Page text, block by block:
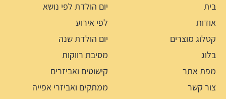
בית
אודות
קטלוג מוצרים
בלוג
מפת אתר
צור קשר
יום הולדת לפי נושא
לפי אירוע
יום הולדת שנה
מסיבת רווקות
קישוטים ואביזרים
ממתקים ואביזרי אפייה